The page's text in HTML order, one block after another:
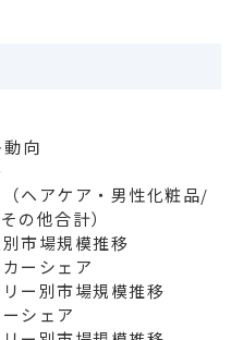
向
ヘアケア・男性化粧品/
の他合計）
場規模推移
ーシェア
別市場規模推移
シェア